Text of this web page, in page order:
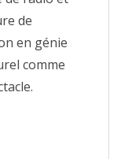
de
en génie
comme